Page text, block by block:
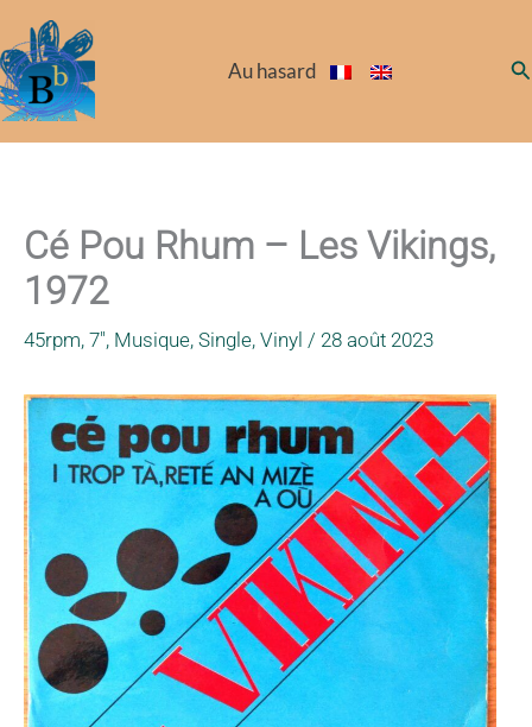
au
contenu
Au hasard
Cé Pou Rhum – Les Vikings,
1972
45rpm, 7", Musique, Single, Vinyl / 28 août 2023